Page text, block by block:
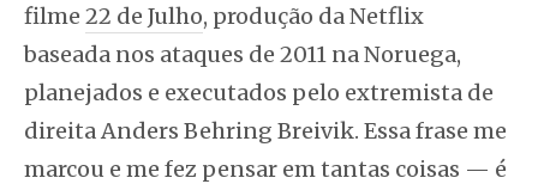
filme 22 de Julho, produção da Netflix
baseada nos ataques de 2011 na Noruega,
planejados e executados pelo extremista de
direita Anders Behring Breivik. Essa frase me
marcou e me fez pensar em tantas coisas — é